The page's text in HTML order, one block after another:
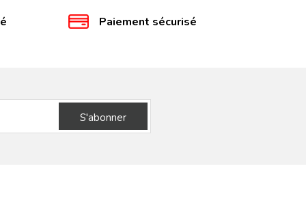
Paiement sécurisé
S'abonner